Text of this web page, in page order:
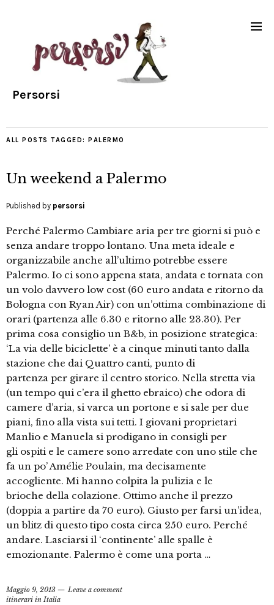
Persorsi
ALL POSTS TAGGED: PALERMO
Un weekend a Palermo
Published by persorsi
Perché Palermo Cambiare aria per tre giorni si può e
senza andare troppo lontano. Una meta ideale e
organizzabile anche all’ultimo potrebbe essere
Palermo. Io ci sono appena stata, andata e tornata con
un volo davvero low cost (60 euro andata e ritorno da
Bologna con Ryan Air) con un’ottima combinazione di
orari (partenza alle 6.30 e ritorno alle 23.30). Per
prima cosa consiglio un B&b, in posizione strategica:
‘La via delle biciclette’ è a cinque minuti tanto dalla
stazione che dai Quattro canti, punto di
partenza per girare il centro storico. Nella stretta via
(un tempo qui c’era il ghetto ebraico) che odora di
camere d’aria, si varca un portone e si sale per due
piani, fino alla vista sui tetti. I giovani proprietari
Manlio e Manuela si prodigano in consigli per
gli ospiti e le camere sono arredate con uno stile che
fa un po’ Amélie Poulain, ma decisamente
accogliente. Mi hanno colpita la pulizia e le
brioche della colazione. Ottimo anche il prezzo
(doppia a partire da 70 euro). Giusto per farsi un’idea,
un blitz di questo tipo costa circa 250 euro. Perché
andare. Lasciarsi il ‘continente’ alle spalle è
emozionante. Palermo è come una porta …
Maggio 9, 2013
Leave a comment
itinerari in Italia